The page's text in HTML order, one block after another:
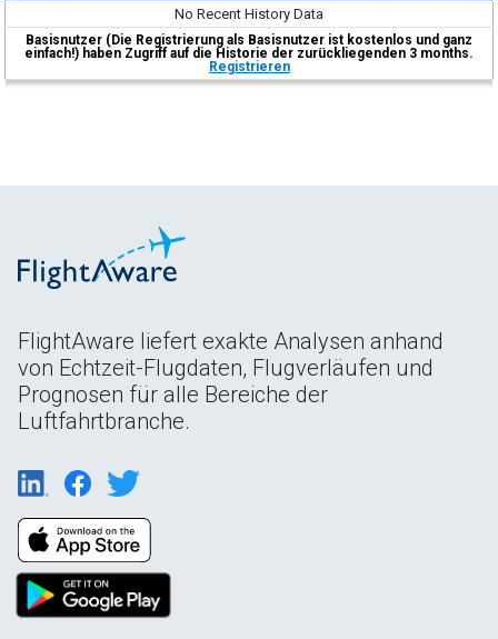
No Recent History Data
Basisnutzer (Die Registrierung als Basisnutzer ist kostenlos und ganz
einfach!) haben Zugriff auf die Historie der zurückliegenden 3 months.
Registrieren
FlightAware liefert exakte Analysen anhand
von Echtzeit-Flugdaten, Flugverläufen und
Prognosen für alle Bereiche der
Luftfahrtbranche.